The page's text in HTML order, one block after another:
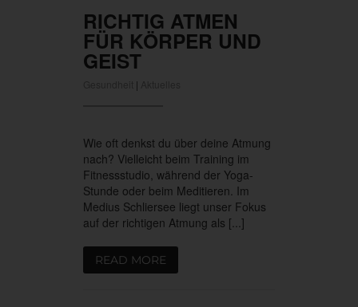
RICHTIG ATMEN
FÜR KÖRPER UND
GEIST
|
Wie oft denkst du über deine Atmung
nach? Vielleicht beim Training im
Fitnessstudio, während der Yoga-
Stunde oder beim Meditieren. Im
Medius Schliersee liegt unser Fokus
auf der richtigen Atmung als [...]
READ MORE